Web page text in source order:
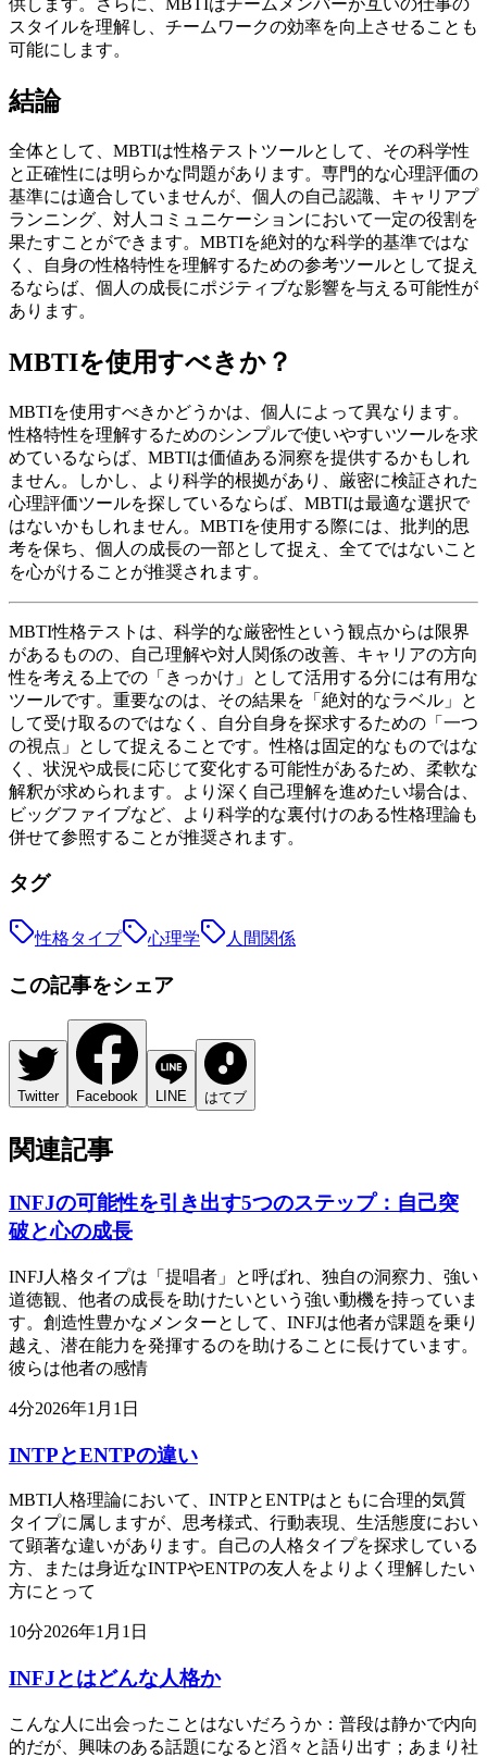
スタイルを理解し、チームワークの効率を向上させることも
可能にします。
結論
全体として、MBTIは性格テストツールとして、その科学性
と正確性には明らかな問題があります。専門的な心理評価の
基準には適合していませんが、個人の自己認識、キャリアプ
ランニング、対人コミュニケーションにおいて一定の役割を
果たすことができます。MBTIを絶対的な科学的基準ではな
く、自身の性格特性を理解するための参考ツールとして捉え
るならば、個人の成長にポジティブな影響を与える可能性が
あります。
MBTIを使用すべきか？
MBTIを使用すべきかどうかは、個人によって異なります。
性格特性を理解するためのシンプルで使いやすいツールを求
めているならば、MBTIは価値ある洞察を提供するかもしれ
ません。しかし、より科学的根拠があり、厳密に検証された
心理評価ツールを探しているならば、MBTIは最適な選択で
はないかもしれません。MBTIを使用する際には、批判的思
考を保ち、個人の成長の一部として捉え、全てではないこと
を心がけることが推奨されます。
MBTI性格テストは、科学的な厳密性という観点からは限界
があるものの、自己理解や対人関係の改善、キャリアの方向
性を考える上での「きっかけ」として活用する分には有用な
ツールです。重要なのは、その結果を「絶対的なラベル」と
して受け取るのではなく、自分自身を探求するための「一つ
の視点」として捉えることです。性格は固定的なものではな
く、状況や成長に応じて変化する可能性があるため、柔軟な
解釈が求められます。より深く自己理解を進めたい場合は、
ビッグファイブなど、より科学的な裏付けのある性格理論も
併せて参照することが推奨されます。
タグ
性格タイプ 心理学 人間関係
この記事をシェア
Twitter Facebook LINE はてブ
関連記事
INFJの可能性を引き出す5つのステップ：自己突
破と心の成長
INFJ人格タイプは「提唱者」と呼ばれ、独自の洞察力、強い
道徳観、他者の成長を助けたいという強い動機を持っていま
す。創造性豊かなメンターとして、INFJは他者が課題を乗り
越え、潜在能力を発揮するのを助けることに長けています。
彼らは他者の感情
4分2026年1月1日
INTPとENTPの違い
MBTI人格理論において、INTPとENTPはともに合理的気質
タイプに属しますが、思考様式、行動表現、生活態度におい
て顕著な違いがあります。自己の人格タイプを探求している
方、または身近なINTPやENTPの友人をよりよく理解したい
方にとって
10分2026年1月1日
INFJとはどんな人格か
こんな人に出会ったことはないだろうか：普段は静かで内向
的だが、興味のある話題になると滔々と語り出す；あまり社